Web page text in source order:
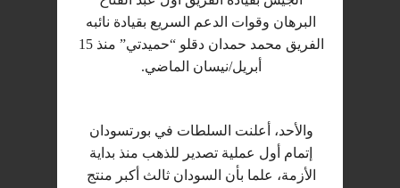
البرهان وقوات الدعم السريع بقيادة نائبه
الفريق محمد حمدان دقلو “حميدتي” منذ 15
أبريل/نيسان الماضي.
والأحد، أعلنت السلطات في بورتسودان
إتمام أول عملية تصدير للذهب منذ بداية
الأزمة، علما بأن السودان ثالث أكبر منتج